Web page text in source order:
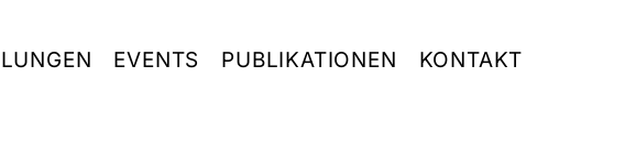
EVENTS PUBLIKATIONEN KONTAKT